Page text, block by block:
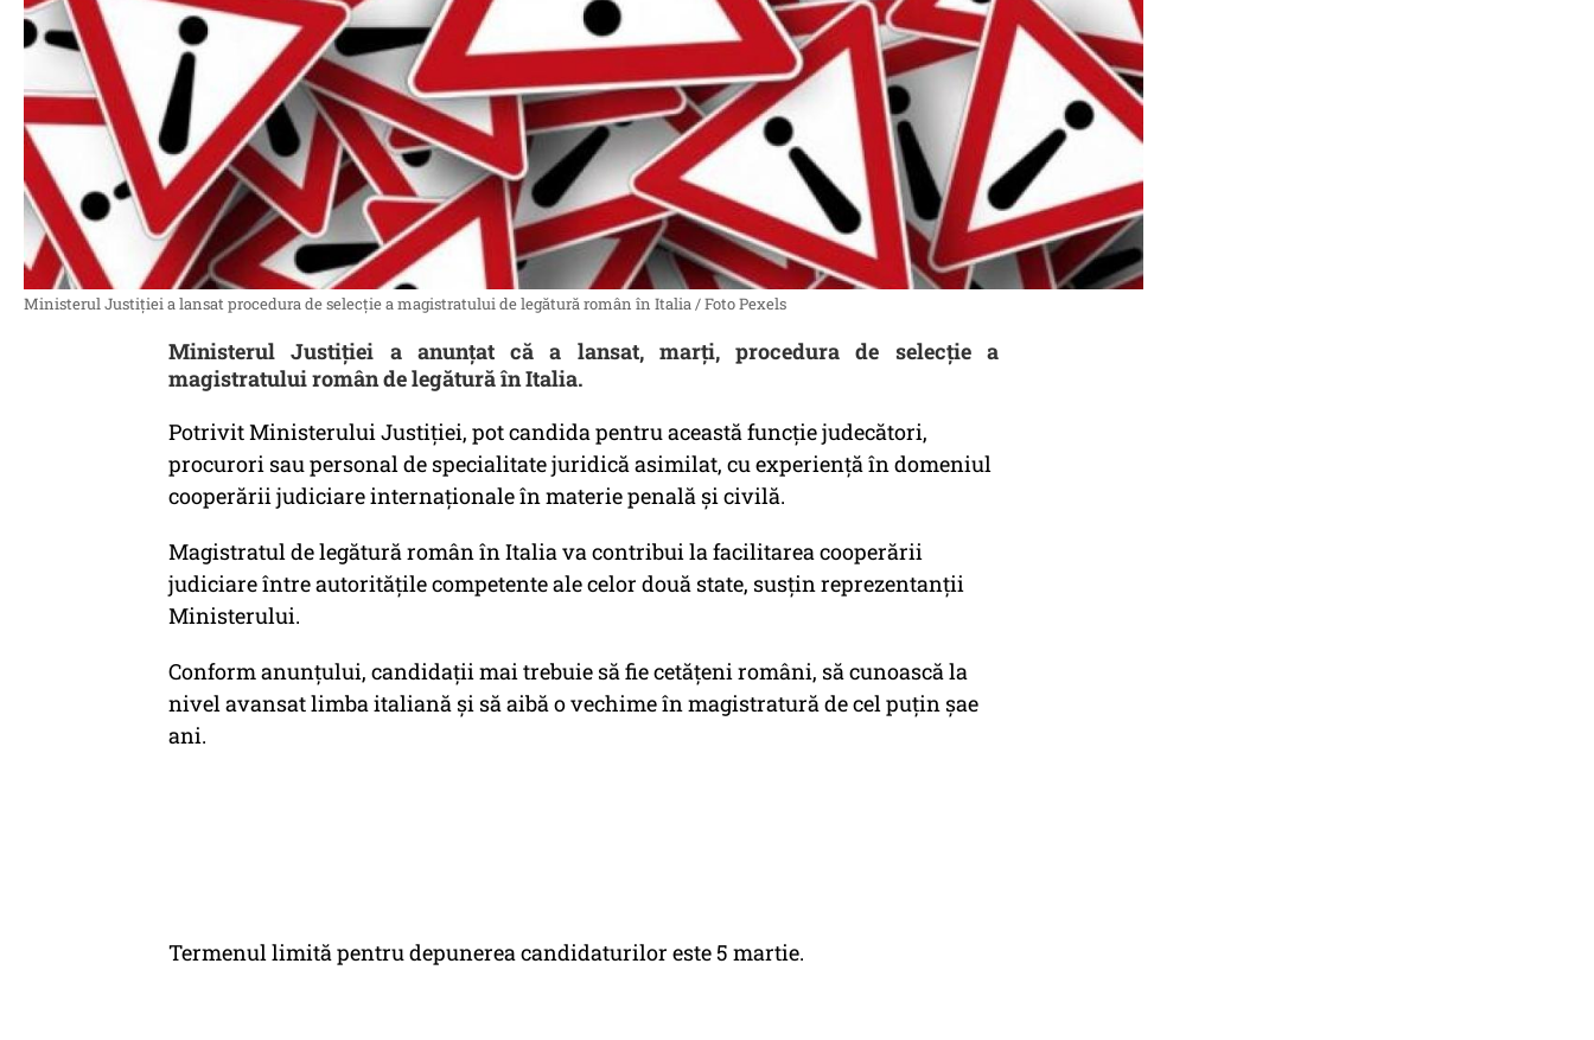
Ministerul Justiției a lansat procedura de selecție a magistratului de legătură român în Italia / Foto Pexels
Ministerul Justiției a anunțat că a lansat, marți, procedura de selecție a
magistratului român de legătură în Italia.
Potrivit Ministerului Justiției, pot candida pentru această funcție judecători,
procurori sau personal de specialitate juridică asimilat, cu experiență în domeniul
cooperării judiciare internaționale în materie penală și civilă.
Magistratul de legătură român în Italia va contribui la facilitarea cooperării
judiciare între autoritățile competente ale celor două state, susțin reprezentanții
Ministerului.
Conform anunțului, candidații mai trebuie să fie cetățeni români, să cunoască la
nivel avansat limba italiană și să aibă o vechime în magistratură de cel puțin șae
ani.
Termenul limită pentru depunerea candidaturilor este 5 martie.